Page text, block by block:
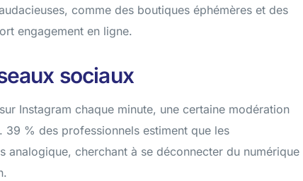
comme des boutiques éphémères et des
engagement en ligne.
sociaux
Instagram chaque minute, une certaine modération
39 % des professionnels estiment que les
analogique, cherchant à se déconnecter du numérique